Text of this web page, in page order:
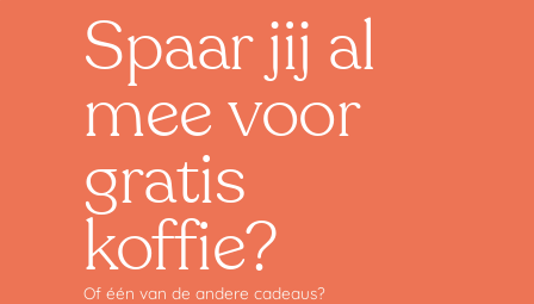
Spaar jij al
mee voor
gratis
koffie?
Of één van de andere cadeaus?